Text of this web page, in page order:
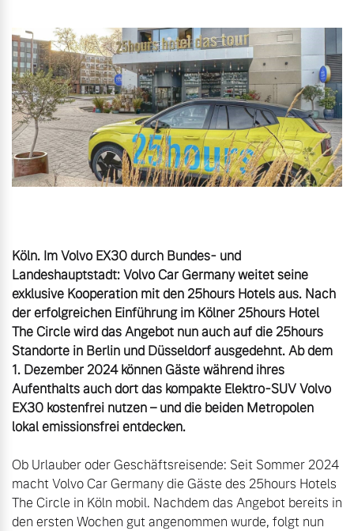
Gebrauchtwagen
Aktuelle Zubehörangebote
Zubehörkatalog
Aktuelle Serviceangebote
Karriere
Unsere News & Events
Köln. Im Volvo EX30 durch Bundes- und
Landeshauptstadt: Volvo Car Germany weitet seine
exklusive Kooperation mit den 25hours Hotels aus. Nach
der erfolgreichen Einführung im Kölner 25hours Hotel
The Circle wird das Angebot nun auch auf die 25hours
Standorte in Berlin und Düsseldorf ausgedehnt. Ab dem
1. Dezember 2024 können Gäste während ihres
Aufenthalts auch dort das kompakte Elektro-SUV Volvo
EX30 kostenfrei nutzen – und die beiden Metropolen
lokal emissionsfrei entdecken.
Ob Urlauber oder Geschäftsreisende: Seit Sommer 2024
macht Volvo Car Germany die Gäste des 25hours Hotels
The Circle in Köln mobil. Nachdem das Angebot bereits in
den ersten Wochen gut angenommen wurde, folgt nun